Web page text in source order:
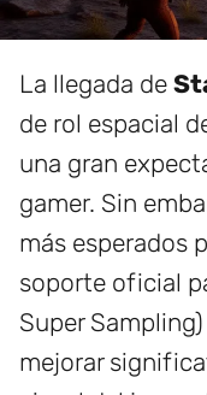
La llegada de
de rol espacial
una gran
gamer. Sin
más esperados
soporte oficial
Super
mejorar